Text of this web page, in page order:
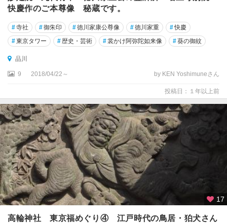
快慶作のご本尊像 秘蔵です。
#寺社 #御朱印 #徳川家康公尊像 #徳川家重 #快慶
#東京タワー # 歴史・芸術 #裳かけ阿弥陀如来像 #葵の御紋
品川
9 2018/04/22～ by KEN Yoshimuneさん
投稿日：１年以上前
17
高輪神社 東京福めぐり④ 江戸時代の鳥居・狛犬さん